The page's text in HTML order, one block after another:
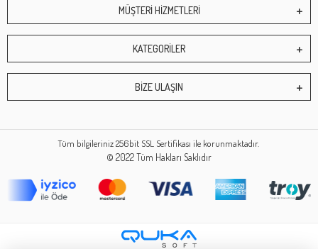
MÜŞTERİ HİZMETLERİ
KATEGORİLER
BİZE ULAŞIN
Tüm bilgileriniz 256bit SSL Sertifikası ile korunmaktadır.
© 2022Tüm Hakları Saklıdır